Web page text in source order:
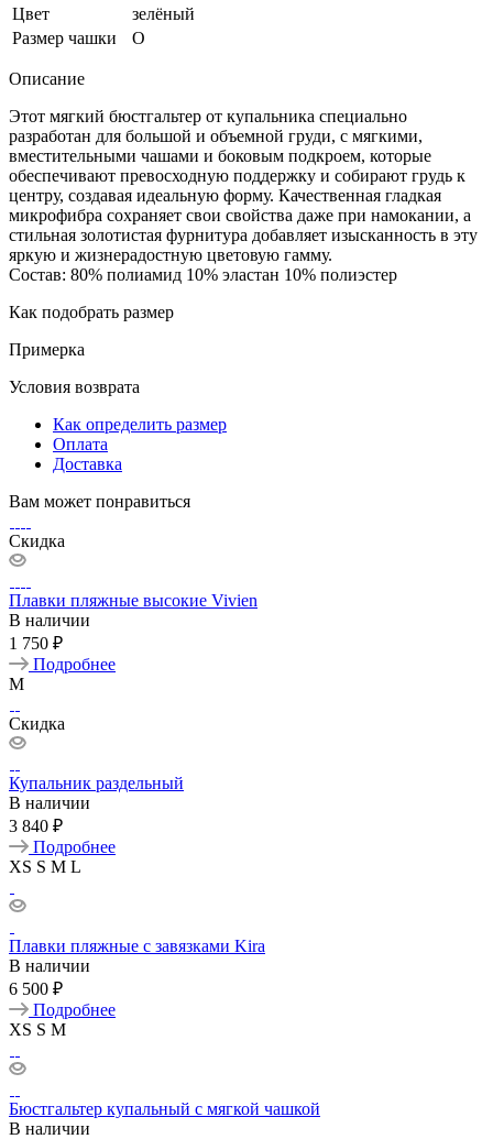
Цвет
зелёный
Размер чашки
O
Описание
Этот мягкий бюстгальтер от купальника специально
разработан для большой и объемной груди, с мягкими,
вместительными чашами и боковым подкроем, которые
обеспечивают превосходную поддержку и собирают грудь к
центру, создавая идеальную форму. Качественная гладкая
микрофибра сохраняет свои свойства даже при намокании, а
стильная золотистая фурнитура добавляет изысканность в эту
яркую и жизнерадостную цветовую гамму.
Состав: 80% полиамид 10% эластан 10% полиэстер
Как подобрать размер
Примерка
Условия возврата
Как определить размер
Оплата
Доставка
Вам может понравиться
Скидка
Плавки пляжные высокие Vivien
В наличии
1 750 ₽
Подробнее
M
Скидка
Купальник раздельный
В наличии
3 840 ₽
Подробнее
XS S M L
Плавки пляжные с завязками Kira
В наличии
6 500 ₽
Подробнее
XS S M
Бюстгальтер купальный с мягкой чашкой
В наличии